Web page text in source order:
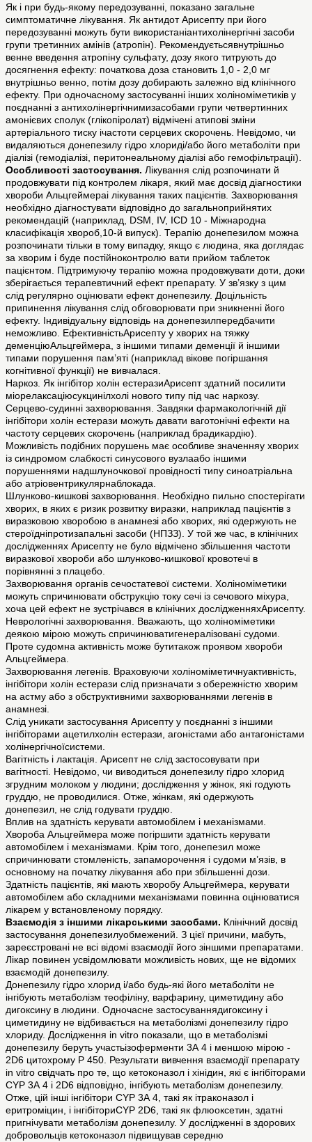
Як і при будь-якому передозуванні, показано загальне
симптоматичне лікування. Як антидот Арисепту при його
передозуванні можуть бути використаніантихолінергічні засоби
групи третинних амінів (атропін). Рекомендуєтьсявнутрішньо
венне введення атропіну сульфату, дозу якого титрують до
досягнення ефекту: початкова доза становить 1,0 - 2,0 мг
внутрішньо венно, потім дозу добирають залежно від клінічного
ефекту. При одночасному застосуванні інших холіноміметиків у
поєднанні з антихолінергічнимизасобами групи четвертинних
амонієвих сполук (глікопіролат) відмічені атипові зміни
артеріального тиску ічастоти серцевих скорочень. Невідомо, чи
видаляються донепезилу гідро хлориді/або його метаболіти при
діалізі (гемодіалізі, перитонеальному діалізі або гемофільтрації).
Особливості застосування. Лікування слід розпочинати й
продовжувати під контролем лікаря, який має досвід діагностики
хвороби Альцгеймераі лікування таких пацієнтів. Захворювання
необхідно діагностувати відповідно до загальноприйнятих
рекомендацій (наприклад, DSM, IV, ICD 10 - Міжнародна
класифікація хвороб,10-й випуск). Терапію донепезилом можна
розпочинати тільки в тому випадку, якщо є людина, яка доглядає
за хворим і буде постійноконтролю вати прийом таблеток
пацієнтом. Підтримуючу терапію можна продовжувати доти, доки
зберігається терапевтичний ефект препарату. У зв’язку з цим
слід регулярно оцінювати ефект донепезилу. Доцільність
припинення лікування слід обговорювати при зникненні його
ефекту. Індивідуальну відповідь на донепезилпередбачити
неможливо. ЕфективністьАрисепту у хворих на тяжку
деменціюАльцгеймера, з іншими типами деменції й іншими
типами порушення пам’яті (наприклад вікове погіршання
когнітивної функції) не вивчалася.
Наркоз. Як інгібітор холін естеразиАрисепт здатний посилити
міорелаксаціюсукцинілхолі нового типу під час наркозу.
Серцево-судинні захворювання. Завдяки фармакологічній дії
інгібітори холін естерази можуть давати ваготонічні ефекти на
частоту серцевих скорочень (наприклад брадикардію).
Можливість подібних порушень має особливе значенняу хворих
із синдромом слабкості синусового вузлаабо іншими
порушеннями надшлуночкової провідності типу синоатріальна
або атріовентрикулярнаблокада.
Шлунково-кишкові захворювання. Необхідно пильно спостерігати
хворих, в яких є ризик розвитку виразки, наприклад пацієнтів з
виразковою хворобою в анамнезі або хворих, які одержують не
стероїдніпротизапальні засоби (НПЗЗ). У той же час, в клінічних
дослідженнях Арисепту не було відмічено збільшення частоти
виразкової хвороби або шлунково-кишкової кровотечі в
порівнянні з плацебо.
Захворювання органів сечостатевої системи. Холіноміметики
можуть спричинювати обструкцію току сечі із сечового міхура,
хоча цей ефект не зустрічався в клінічних дослідженняхАрисепту.
Неврологічні захворювання. Вважають, що холіноміметики
деякою мірою можуть спричинюватигенералізовані судоми.
Проте судомна активність може бутитакож проявом хвороби
Альцгеймера.
Захворювання легенів. Враховуючи холіноміметичнуактивність,
інгібітори холін естерази слід призначати з обережністю хворим
на астму або з обструктивними захворюваннями легенів в
анамнезі.
Слід уникати застосування Арисепту у поєднанні з іншими
інгібіторами ацетилхолін естерази, агоністами або антагоністами
холінергічноїсистеми.
Вагітність і лактація. Арисепт не слід застосовувати при
вагітності. Невідомо, чи виводиться донепезилу гідро хлорид
згрудним молоком у людини; дослідження у жінок, які годують
груддю, не проводилися. Отже, жінкам, які одержують
донепезил, не слід годувати груддю.
Вплив на здатність керувати автомобілем і механізмами.
Хвороба Альцгеймера може погіршити здатність керувати
автомобілем і механізмами. Крім того, донепезил може
спричинювати стомленість, запаморочення і судоми м’язів, в
основному на початку лікування або при збільшенні дози.
Здатність пацієнтів, які мають хворобу Альцгеймера, керувати
автомобілем або складними механізмами повинна оцінюватися
лікарем у встановленому порядку.
Взаємодія з іншими лікарськими засобами. Клінічний досвід
застосування донепезилуобмежений. З цієї причини, мабуть,
зареєстровані не всі відомі взаємодії його зіншими препаратами.
Лікар повинен усвідомлювати можливість нових, ще не відомих
взаємодій донепезилу.
Донепезилу гідро хлорид і/або будь-які його метаболіти не
інгібують метаболізм теофіліну, варфарину, циметидину або
дигоксину в людини. Одночасне застосуваннядигоксину і
циметидину не відбивається на метаболізмі донепезилу гідро
хлориду. Дослідження in vitro показали, що в метаболізмі
донепезилу беруть участьізоферменти 3А 4 і меншою мірою -
2D6 цитохрому Р 450. Результати вивчення взаємодії препарату
in vitro свідчать про те, що кетоконазол і хінідин, які є інгібіторами
СYР 3А 4 і 2D6 відповідно, інгібують метаболізм донепезилу.
Отже, цій інші інгібітори СYР 3А 4, такі як ітраконазол і
еритроміцин, і інгібіториСYР 2D6, такі як флюоксетин, здатні
пригнічувати метаболізм донепезилу. У дослідженні в здорових
добровольців кетоконазол підвищував середню